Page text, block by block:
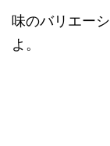
味のバリエー
よ。